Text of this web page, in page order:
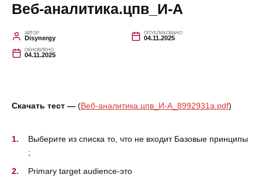
Веб-аналитика.цпв_И-А
АВТОР
Disynergy
ОПУБЛИКОВАНО
04.11.2025
ОБНОВЛЕНО
04.11.2025
Скачать тест — (Веб-аналитика.цпв_И-А_8992931a.pdf)
Выберите из списка то, что не входит Базовые принципы
;
Primary target audience-это